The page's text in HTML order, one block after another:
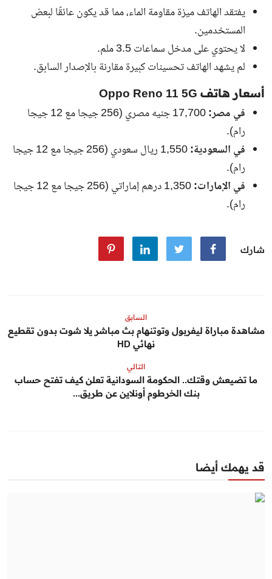
يفتقد الهاتف ميزة مقاومة الماء، مما قد يكون عائقًا لبعض
المستخدمين.
لا يحتوي على مدخل سماعات 3.5 ملم.
لم يشهد الهاتف تحسينات كبيرة مقارنة بالإصدار السابق.
أسعار هاتف Oppo Reno 11 5G
في مصر:
17,700 جنيه مصري (256 جيجا مع 12 جيجا
رام).
في السعودية:
1,550 ريال سعودي (256 جيجا مع 12 جيجا
رام).
في الإمارات:
1,350 درهم إماراتي (256 جيجا مع 12 جيجا
رام).
شارك
السابق
مشاهدة مباراة ليفربول وتوتنهام بث مباشر يلا شوت بدون تقطيع
نهائي HD
التالي
ما تضيعش وقتك.. الحكومة السودانية تعلن كيف تفتح حساب
بنك الخرطوم أونلاين عن طريق...
قد يهمك أيضا